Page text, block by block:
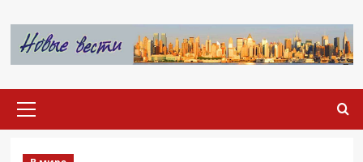
содержимому
меню